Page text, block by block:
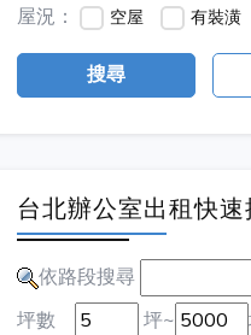
屋況：
空屋 有裝潢
搜尋
台北辦公室出租快速
依路段搜尋
坪數
坪~